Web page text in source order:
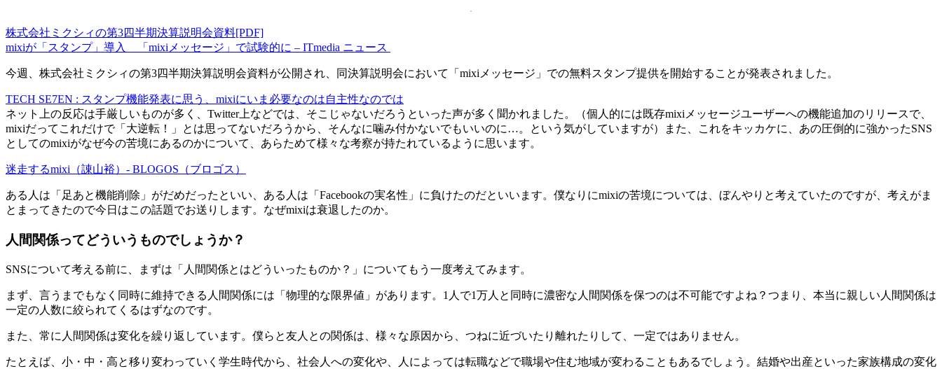
株式会社ミクシィの第3四半期決算説明会資料[PDF]
mixiが「スタンプ」導入 「mixiメッセージ」で試験的に – ITmedia ニュース
今週、株式会社ミクシィの第3四半期決算説明会資料が公開され、同決算説明会において「mixiメッセージ」での無料スタンプ提供を開始することが発表されました。
TECH SE7EN : スタンプ機能発表に思う、mixiにいま必要なのは自主性なのでは
ネット上の反応は手厳しいものが多く、Twitter上などでは、そこじゃないだろうといった声が多く聞かれました。（個人的には既存mixiメッセージユーザーへの機能追加のリリースで、
mixiだってこれだけで「大逆転！」とは思ってないだろうから、そんなに噛み付かないでもいいのに…。という気がしていますが）また、これをキッカケに、あの圧倒的に強かったSNS
としてのmixiがなぜ今の苦境にあるのかについて、あらためて様々な考察が持たれているように思います。
迷走するmixi（諌山裕）- BLOGOS（ブロゴス）
ある人は「足あと機能削除」がだめだったといい、ある人は「Facebookの実名性」に負けたのだといいます。僕なりにmixiの苦境については、ぼんやりと考えていたのですが、考えがま
とまってきたので今日はこの話題でお送りします。なぜmixiは衰退したのか。
人間関係ってどういうものでしょうか？
SNSについて考える前に、まずは「人間関係とはどういったものか？」についてもう一度考えてみます。
まず、言うまでもなく同時に維持できる人間関係には「物理的な限界値」があります。1人で1万人と同時に濃密な人間関係を保つのは不可能ですよね？つまり、本当に親しい人間関係は
一定の人数に絞られてくるはずなのです。
また、常に人間関係は変化を繰り返しています。僕らと友人との関係は、様々な原因から、つねに近づいたり離れたりして、一定ではありません。
たとえば、小・中・高と移り変わっていく学生時代から、社会人への変化や、人によっては転職などで職場や住む地域が変わることもあるでしょう。結婚や出産といった家族構成の変化